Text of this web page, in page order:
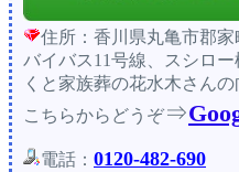
住所：香川県丸亀市郡家
バイバス11号線、スシロ
くと家族葬の花水木さん
こちらからどうぞ⇒
電話： 0120-482-690